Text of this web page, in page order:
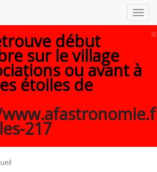
×
début
sur le village
ou avant à
étoiles de
217